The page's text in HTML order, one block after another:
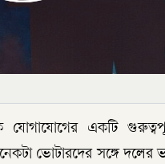
যোগাযোগের একটি
ভোটারদের সঙ্গে দলের